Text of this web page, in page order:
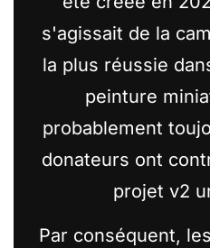
s'agissait de la
la plus réussie
peinture
probablement
donateurs ont
projet v2
Par conséquent,